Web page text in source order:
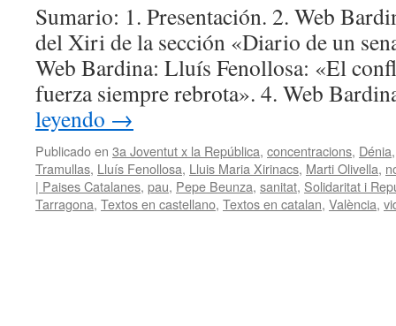
Sumario: 1. Presentación. 2. Web
del Xiri de la sección «Diario de un
Web Bardina: Lluís Fenollosa: «El
fuerza siempre rebrota». 4. Web
leyendo →
Publicado en 3a Joventut x la República, concentracions, Dénia
Tramullas, Lluís Fenollosa, Lluis Maria Xirinacs, Marti Olivella,
| Paises Catalanes, pau, Pepe Beunza, sanitat, Solidaritat i
Tarragona, Textos en castellano, Textos en catalan, València,